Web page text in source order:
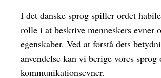
I det danske sprog spiller ordet
rolle i at beskrive menneskers evner
egenskaber. Ved at forstå dets
anvendelse kan vi berige vores sprog
kommunikationsevner.